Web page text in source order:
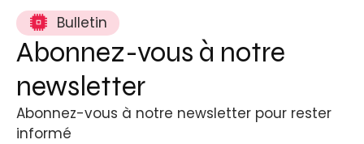
Bulletin
Abonnez-vous à notre
newsletter
Abonnez-vous à notre newsletter pour rester
informé